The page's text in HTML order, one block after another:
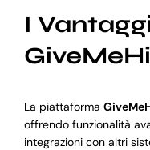
I
La piattaforma
offrendo funzionalità
integrazioni con altri